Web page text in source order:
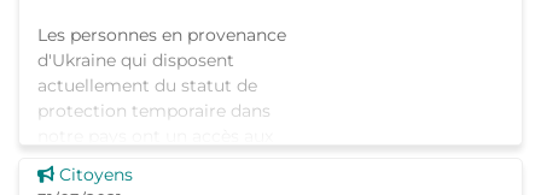
Les personnes en provenance
d'Ukraine qui disposent
actuellement du statut de
protection temporaire dans
droits sociaux, y compris le
droit aux allocations familiales.
Voir cette news
Citoyens